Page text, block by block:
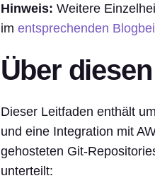
Hinweis: Weitere
im entsprechenden
Über
Dieser Leitfaden enthält
und eine Integration mit
gehosteten Git-
unterteilt: